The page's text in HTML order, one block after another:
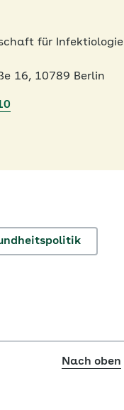
für Infektiologie
16, 10789 Berlin
Nach oben